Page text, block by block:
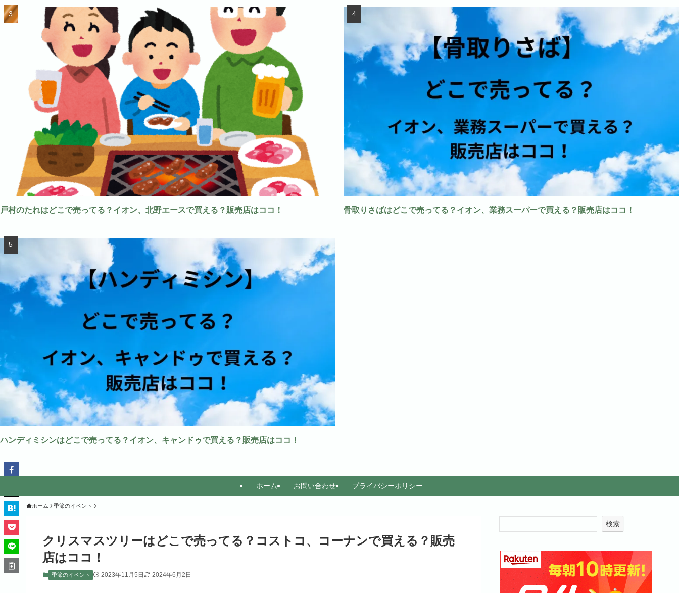
ホーム お問い合わせ プライバシーポリシー
戸村のたれはどこで売ってる？イオン、北野エースで買える？販売店はココ！ 骨取りさばはどこで売ってる？イオン、業務スーパーで買える？販売店はココ！
ハンディミシンはどこで売ってる？イオン、キャンドゥで買える？販売店はココ！
ホーム 季節のイベント
クリスマスツリーはどこで売ってる？コストコ、コーナンで買える？販売
店はココ！
季節のイベント 2023年11月5日 2024年6月2日
検索